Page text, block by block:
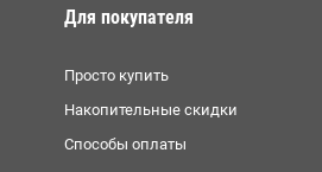
Для покупателя
Просто купить
Накопительные скидки
Способы оплаты